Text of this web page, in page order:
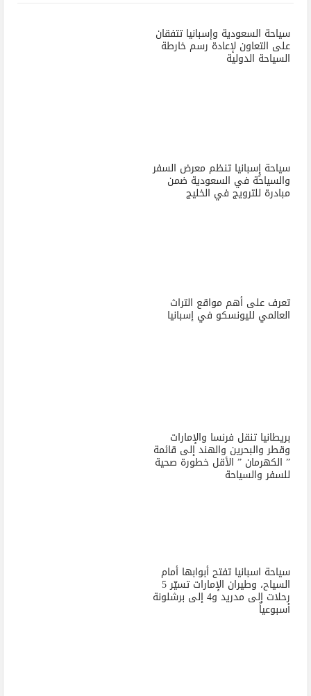
سياحة السعودية وإسبانيا تتفقان
على التعاون لإعادة رسم خارطة
السياحة الدولية
سياحة إٍسبانيا تنظم معرض السفر
والسياحة في السعودية ضمن
مبادرة للترويج في الخليج
تعرف على أهم مواقع التراث
العالمي لليونسكو في إسبانيا
بريطانيا تنقل فرنسا والإمارات
وقطر والبحرين والهند إلى قائمة
” الكهرمان ” الأقل خطورة صحية
للسفر والسياحة
سياحة اسبانيا تفتح أبوابها أمام
السياح، وطيران الإمارات تسيّر 5
رحلات إلى مدريد و4 إلى برشلونة
أسبوعياً